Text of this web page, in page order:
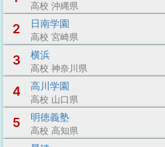
高校 沖縄県
2 日南学園
高校 宮崎県
3 横浜
高校 神奈川県
4 高川学園
高校 山口県
5 明徳義塾
高校 高知県